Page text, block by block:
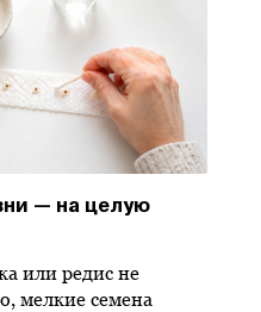
— на целую
или редис не
мелкие семена